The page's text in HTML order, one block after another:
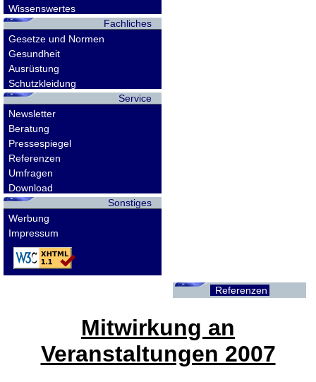
Wissenswertes
Fachliches
Gesetze und Normen
Gesundheit
Ausrüstung
Schutzkleidung
Service
Newsletter
Beratung
Pressespiegel
Referenzen
Umfragen
Download
Sonstiges
Werbung
Impressum
Referenzen
Mitwirkung an
Veranstaltungen 2007